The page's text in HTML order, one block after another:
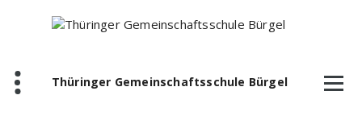
Thüringer Gemeinschaftsschule Bürgel